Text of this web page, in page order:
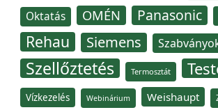
Oktatás OMÉN Panasonic
Rehau Siemens
Szellőztetés Termosztát
Vízkezelés Webinárium Weishaupt